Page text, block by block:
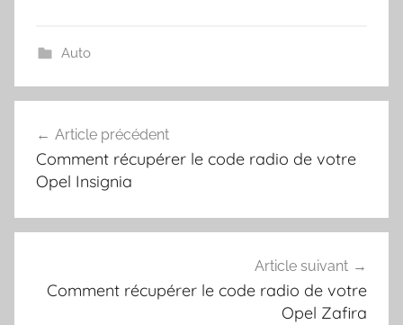
Auto
de
l’article
Article précédent
Comment récupérer le code radio de votre
Opel Insignia
Article suivant
Comment récupérer le code radio de votre
Opel Zafira